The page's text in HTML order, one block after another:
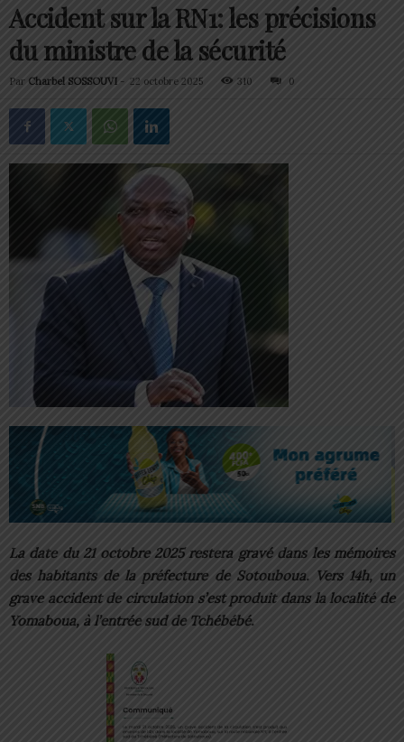
Accident sur la RN1: les précisions
du ministre de la sécurité
Par Charbel SOSSOUVI - 22 octobre 2025 310 0
La date du 21 octobre 2025 restera gravé dans les mémoires
des habitants de la préfecture de Sotouboua. Vers 14h, un
grave accident de circulation s’est produit dans la localité de
Yomaboua, à l’entrée sud de Tchébébé.